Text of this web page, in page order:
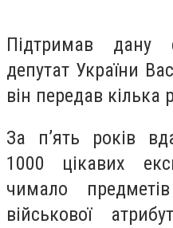
Підтримав дану
депутат України
він передав кілька
За п’ять років
1000 цікавих
чимало
військової